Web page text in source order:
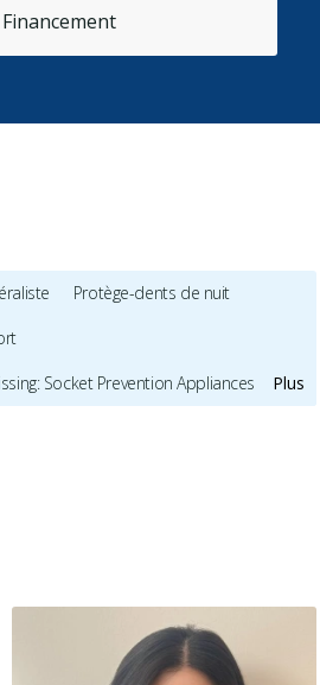
Financement
Plus
Protège-dents de nuit
Socket Prevention Appliances
de la bouche (cosmétique)
Blanchiment des dents